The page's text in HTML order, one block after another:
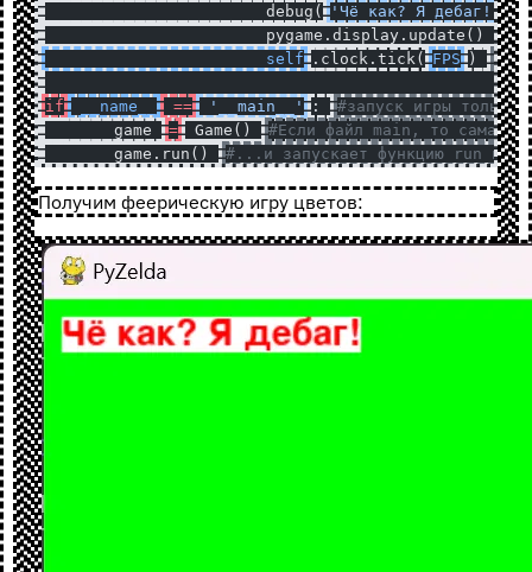
			debug(
'Чё как? Я дебаг!' )
			pygame.display.update()
			self
.clock.tick( FPS )
if __name__ == '__main__' :
#запуск игры только
	game
= Game()
#Если файл main, то сама
	game.run()
#...и запускает функцию run из
Получим феерическую игру цветов: